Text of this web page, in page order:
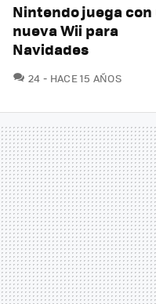
Nintendo juega con
nueva Wii para
Navidades
24 COMENTARIOS
HACE 15 AÑOS